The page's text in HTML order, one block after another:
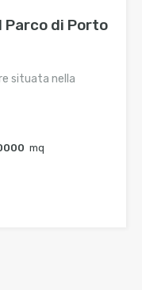
di Porto
situata nella
mq